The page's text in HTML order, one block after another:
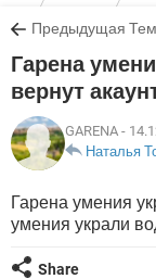
ИГРЫ
ВКОНТАКТЕ
GOOGLE
TIKTOK
FACEBOOK
WINDOWS 10
ВИДЕО
ЗАГРУЗКИ
TIKTOK
WHATSAPP
FACEBOOK
ВИДЕО
ФОРУМ
TIKTOK
WHATSAPP
WINDOWS 10
ВИДЕО
ЭНЦИКЛОПЕДИЯ
WHATSAPP
Предыдущая
Гарена
вернут
GARENA -
Наталья
Гарена умения
умения украли
Share